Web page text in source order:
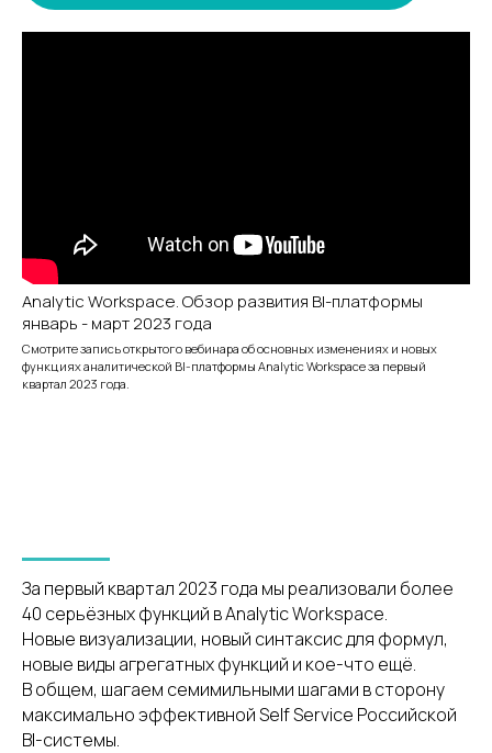
Analytic Workspace. Обзор развития BI-платформы
январь - март 2023 года
Смотрите запись открытого вебинара об основных изменениях и новых
функциях аналитической BI-платформы Analytic Workspace за первый
квартал 2023 года.
За первый квартал 2023 года мы реализовали более
40 серьёзных функций в Analytic Workspace.
Новые визуализации, новый синтаксис для формул,
новые виды агрегатных функций и кое-что ещё.
В общем, шагаем семимильными шагами в сторону
максимально эффективной Self Service Российской
BI-системы.